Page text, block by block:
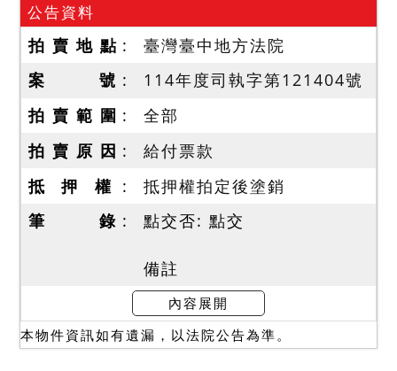
公告資料
拍 賣 地 點
臺灣臺中地方法院
案 號
114年度司執字第121404號
拍 賣 範 圍
全部
拍 賣 原 因
給付票款
抵 押 權
抵押權拍定後塗銷
筆 錄
點交否: 點交
備註
一、上開不動產3宗合併拍
賣，請投標人分別出價。
二、拍賣最低價額合計新台
內容展開
本物件資訊如有遺漏，以法院公告為準。